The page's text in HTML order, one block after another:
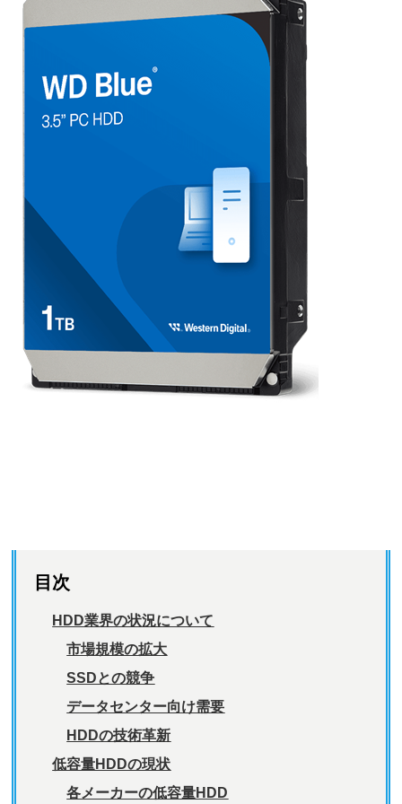
目次
HDD業界の状況について
市場規模の拡大
SSDとの競争
データセンター向け需要
HDDの技術革新
低容量HDDの現状
各メーカーの低容量HDD